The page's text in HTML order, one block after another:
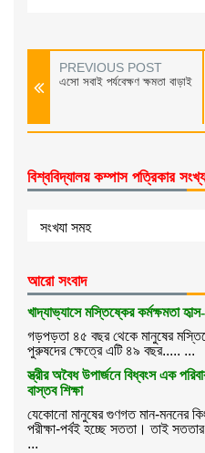
PREVIOUS POST
এসো সবাই পর্যবেক্ষণ ক্ষমতা বাড়াই
বিশ্ববিদ্যালয় কম্পাস পত্রিকার
আরো সংবাদ
খাদ্যাভ্যাসে মস্তিষ্কের কর্মক্ষমতা
গড়পড়তা ৪৫ বছর থেকে মানুষের
পুরুষদের ক্ষেত্রে এটি ৪৯ বছর..... ...
স্ত্রীর অবৈধ উপার্জনে বিধ্বংস এক
বাস্তব শিক্ষা
যেকোনো মানুষের গুণগত মান-মননের
পরীক্ষা-পর্বই হচ্ছে সততা। তাই
...